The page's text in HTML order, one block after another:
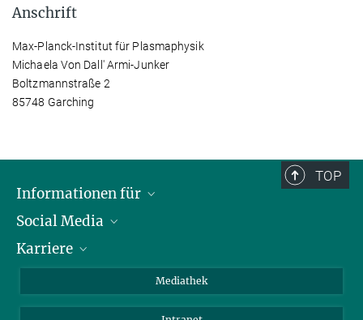
Anschrift
Max-Planck-Institut für Plasmaphysik
Michaela Von Dall' Armi-Junker
Boltzmannstraße 2
85748 Garching
TOP
Informationen für
Journalisten
Schule
Social Media
LinkedIn
Karriere
Mediathek